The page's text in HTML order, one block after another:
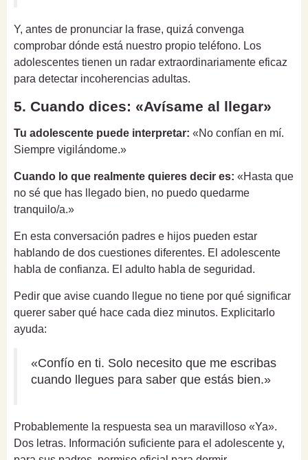
Y, antes de pronunciar la frase, quizá convenga
comprobar dónde está nuestro propio teléfono. Los
adolescentes tienen un radar extraordinariamente eficaz
para detectar incoherencias adultas.
5. Cuando dices: «Avísame al llegar»
Tu adolescente puede interpretar: «No confían en mí.
Siempre vigilándome.»
Cuando lo que realmente quieres decir es: «Hasta que
no sé que has llegado bien, no puedo quedarme
tranquilo/a.»
En esta conversación padres e hijos pueden estar
hablando de dos cuestiones diferentes. El adolescente
habla de confianza. El adulto habla de seguridad.
Pedir que avise cuando llegue no tiene por qué significar
querer saber qué hace cada diez minutos. Explicitarlo
ayuda:
«Confío en ti. Solo necesito que me escribas
cuando llegues para saber que estás bien.»
Probablemente la respuesta sea un maravilloso «Ya».
Dos letras. Información suficiente para el adolescente y,